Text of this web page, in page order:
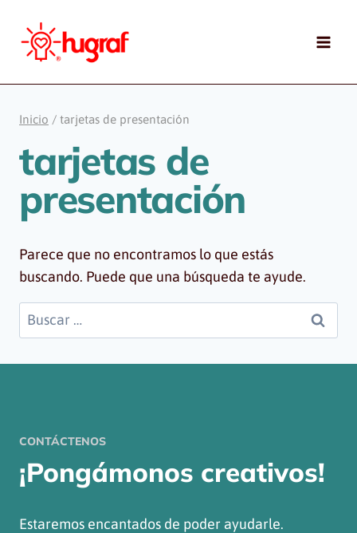
contenido
Inicio / tarjetas de presentación
tarjetas de
presentación
Parece que no encontramos lo que estás
buscando. Puede que una búsqueda te ayude.
Buscar:
CONTÁCTENOS
¡Pongámonos creativos!
Estaremos encantados de poder ayudarle.